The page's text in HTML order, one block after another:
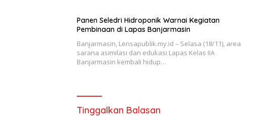
Panen Seledri Hidroponik Warnai Kegiatan
Pembinaan di Lapas Banjarmasin
Banjarmasin, Lensapublik.my.id – Selasa (18/11), area
sarana asimilasi dan edukasi Lapas Kelas IIA
Banjarmasin kembali hidup…
Tinggalkan Balasan